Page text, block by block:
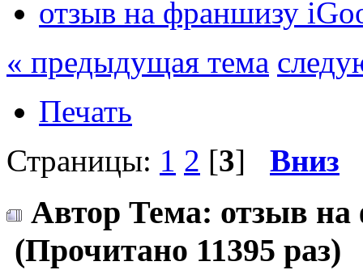
отзыв на франшизу
« предыдущая тема
Печать
Страницы: 1 2 [3] Вниз
Автор Тема: отзыв
(Прочитано 11395 раз)